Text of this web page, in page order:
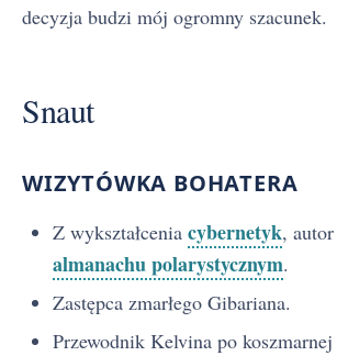
decyzja budzi mój ogromny szacunek.
Snaut
WIZYTÓWKA BOHATERA
Z wykształcenia cybernetyk,
almanachu polarystycznym.
Zastępca zmarłego Gibariana.
Przewodnik Kelvina po